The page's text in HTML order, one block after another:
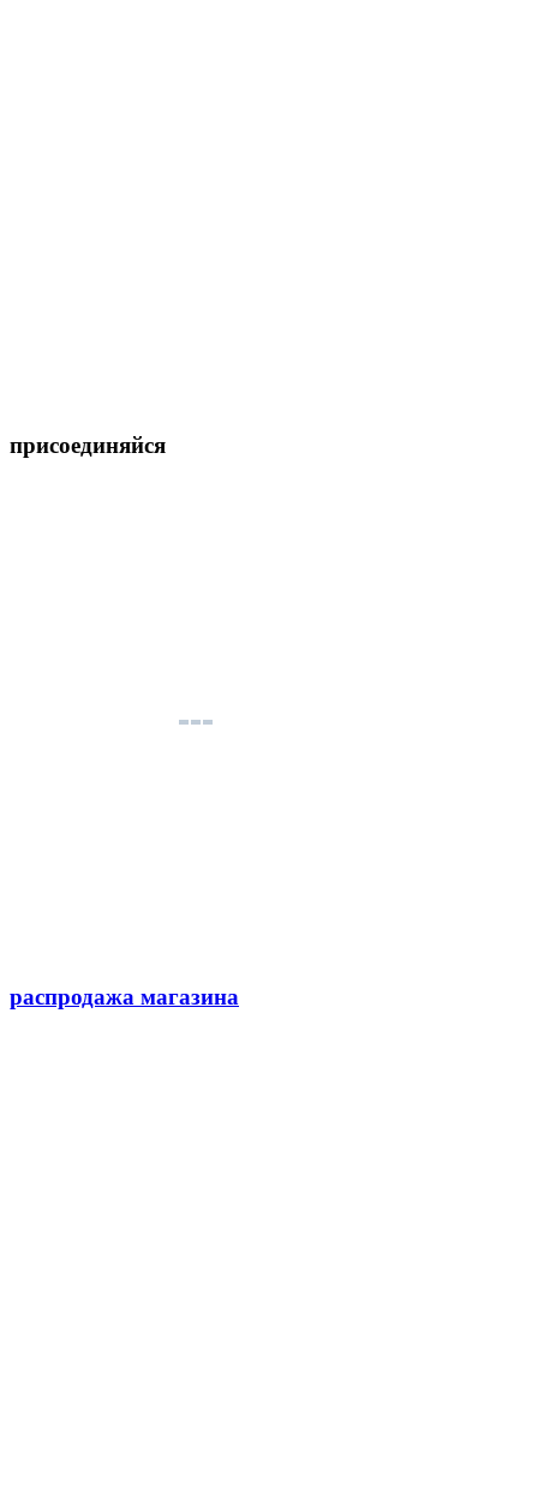
присоединяйся
распродажа магазина